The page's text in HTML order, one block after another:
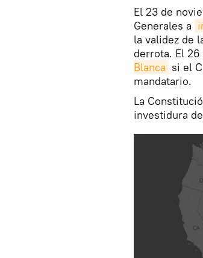
El 23 de
Generales a
la validez de
derrota. El
Blanca si el
mandatario.
La
investidura